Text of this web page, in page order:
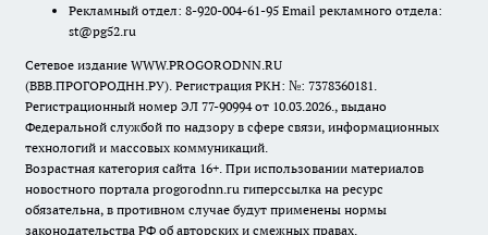
Рекламный отдел: 8-920-004-61-95 Email рекламного отдела:
st@pg52.ru
Сетевое издание WWW.PROGORODNN.RU
(ВВВ.ПРОГОРОДНН.РУ). Регистрация РКН: №: 7378360181.
Регистрационный номер ЭЛ 77-90994 от 10.03.2026., выдано
Федеральной службой по надзору в сфере связи, информационных
технологий и массовых коммуникаций.
Возрастная категория сайта 16+. При использовании материалов
новостного портала progorodnn.ru гиперссылка на ресурс
обязательна, в противном случае будут применены нормы
законодательства РФ об авторских и смежных правах.